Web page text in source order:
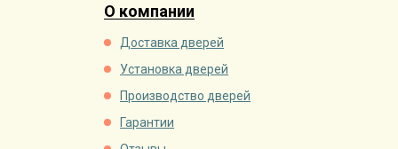
О компании
Доставка дверей
Установка дверей
Производство дверей
Гарантии